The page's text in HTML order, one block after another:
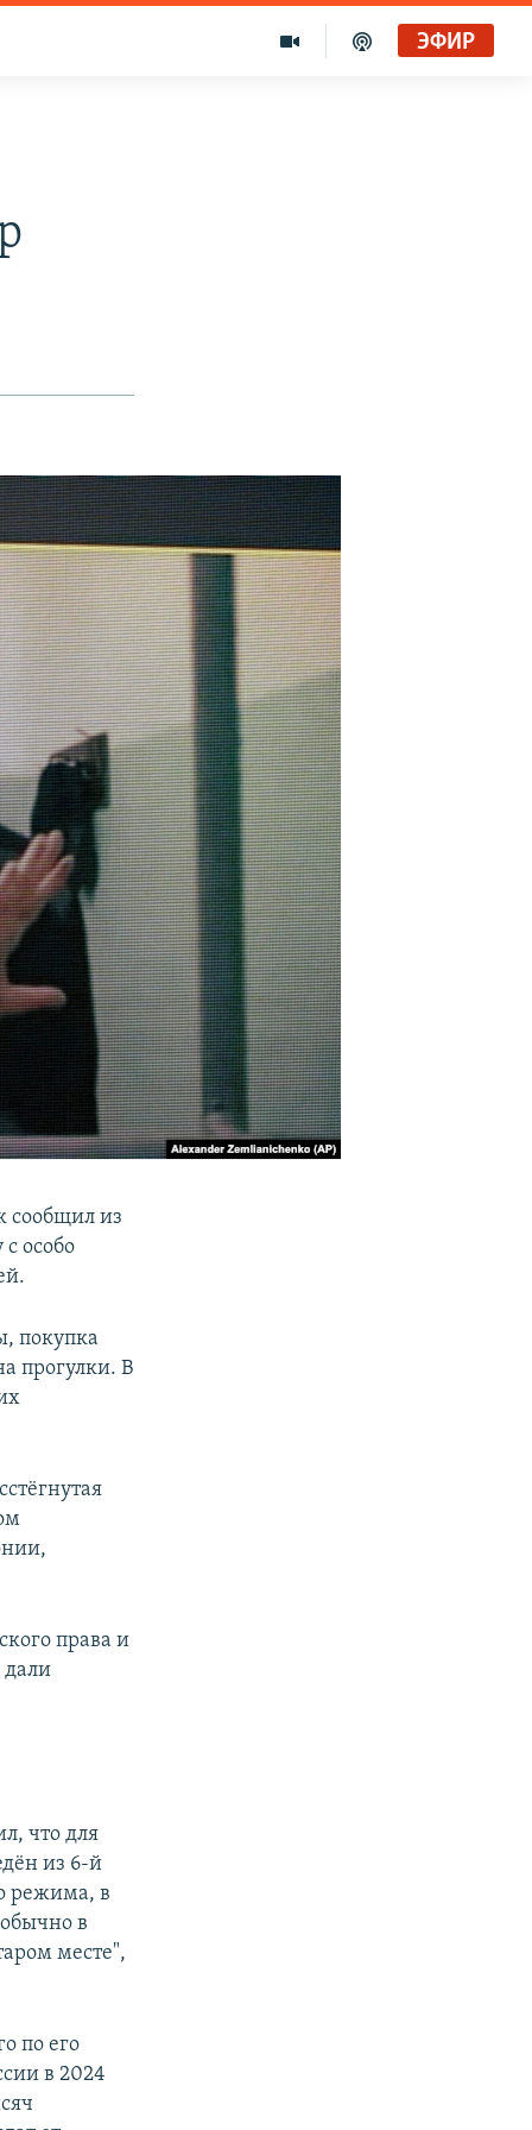
ЭФИР
сообщил из
особо
покупка
прогулки. В
права и
дали
что для
из 6-й
режима, в
в
месте",
по его
в 2024